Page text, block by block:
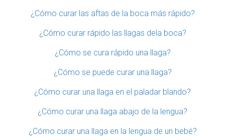
¿Cómo curar las aftas de la boca más rápido?
¿Cómo curar rápido las llagas dela boca?
¿Cómo se cura rápido una llaga?
¿Cómo se puede curar una llaga?
¿Cómo curar una llaga en el paladar blando?
¿Cómo curar una llaga abajo de la lengua?
¿Cómo curar una llaga en la lengua de un bebé?